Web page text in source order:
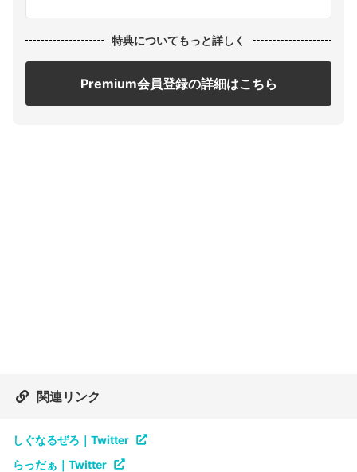
特典についてもっと詳しく
Premium会員登録の詳細はこちら
関連リンク
しぐなるぜろ｜Twitter
らっだぁ｜Twitter